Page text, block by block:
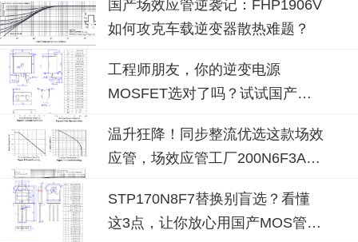
国产场效应管逆袭记：FHP1906V
如何攻克车载逆变器散热难题？
工程师朋友，你的逆变电源
MOSFET选对了吗？试试国产
温升狂降！同步整流优选这款场效
应管，场效应管工厂200N6F3A可
STP170N8F7替换别盲选？看懂
这3点，让你放心用国产MOS管替